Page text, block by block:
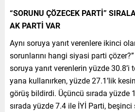
“SORUNU ÇÖZECEK PARTİ”
AK PARTİ VAR
Aynı soruya yanıt verenlere ikinci
sorunlarını hangi siyasi parti
soruya yanıt verenlerin yüzde 30.8’i
yana kullanırken, yüzde 27.1’lik
görüş bildirdi. Üçüncü sırada yüzde
sırada yüzde 7.4 ile İYİ Parti, beşinci